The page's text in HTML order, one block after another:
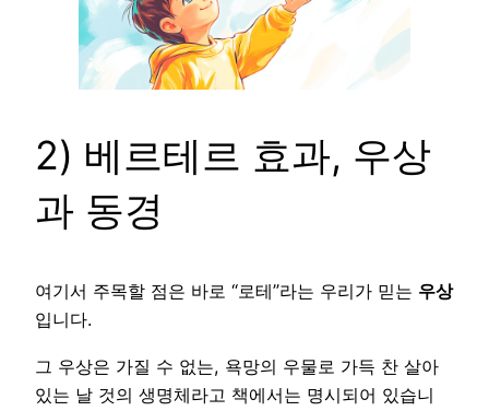
2) 베르테르 효과, 우상
과 동경
여기서 주목할 점은 바로 “로테”라는 우리가 믿는 우상
입니다.
그 우상은 가질 수 없는, 욕망의 우물로 가득 찬 살아
있는 날 것의 생명체라고 책에서는 명시되어 있습니